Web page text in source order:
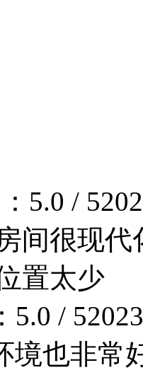
5.0 / 5
间很现
置太少
5.0 / 5
境也非常